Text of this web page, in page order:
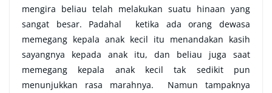
mengira beliau telah melakukan suatu hinaan yang
sangat besar. Padahal ketika ada orang dewasa
memegang kepala anak kecil itu menandakan kasih
sayangnya kepada anak itu, dan beliau juga saat
memegang kepala anak kecil tak sedikit pun
menunjukkan rasa marahnya. Namun tampaknya